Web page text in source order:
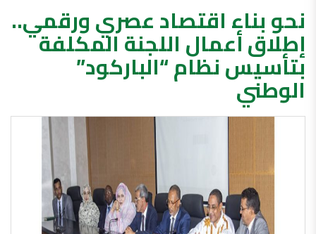
نحو بناء اقتصاد عصري ورقمي..
إطلاق أعمال اللجنة المكلفة
بتأسيس نظام “الباركود”
الوطني